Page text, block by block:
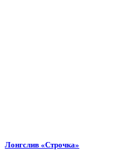
Лонгслив «Строчка»